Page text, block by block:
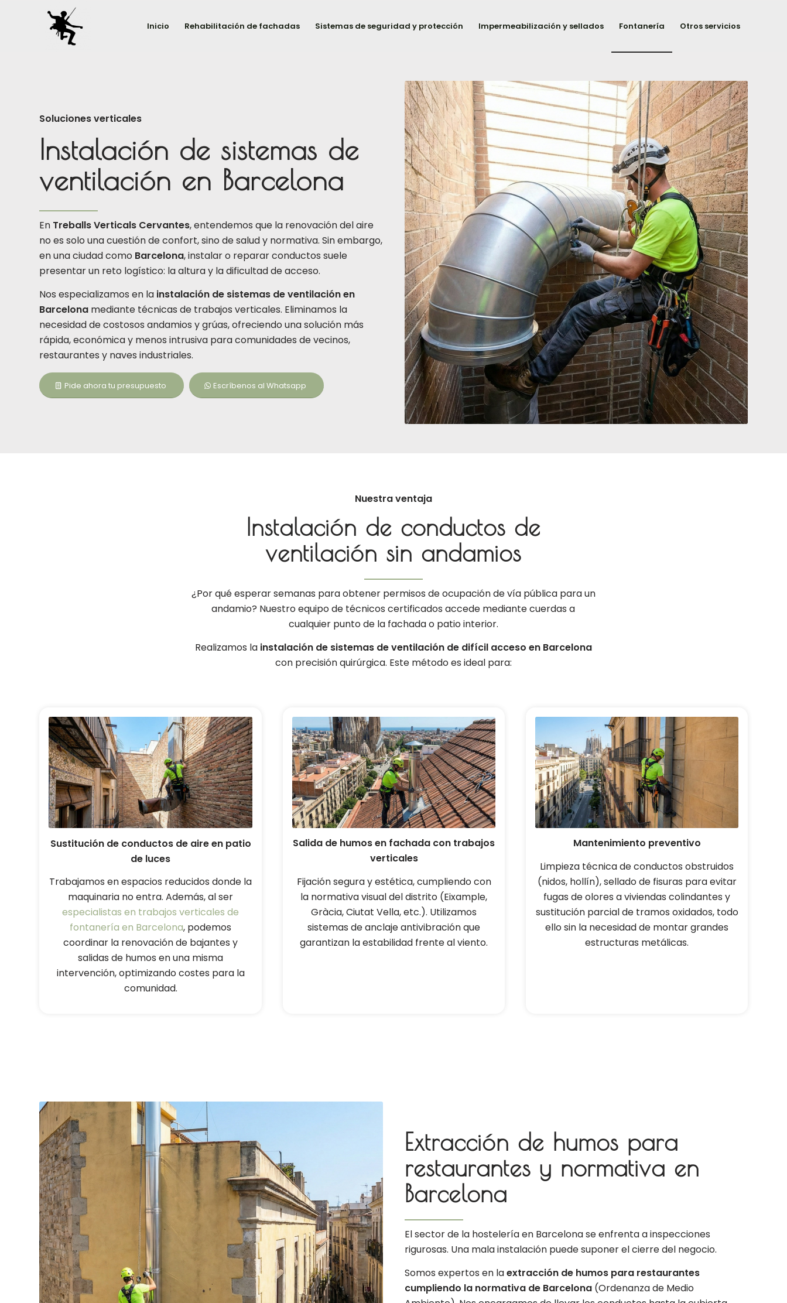
Inicio Rehabilitación de fachadas Sistemas de seguridad y protección Impermeabilización y sellados Fontanería Otros servicios
Soluciones verticales
Instalación de sistemas de
ventilación en Barcelona
En Treballs Verticals Cervantes, entendemos que la renovación del aire
no es solo una cuestión de confort, sino de salud y normativa. Sin embargo,
en una ciudad como Barcelona, instalar o reparar conductos suele
presentar un reto logístico: la altura y la dificultad de acceso.
Nos especializamos en la instalación de sistemas de ventilación en
Barcelona mediante técnicas de trabajos verticales. Eliminamos la
necesidad de costosos andamios y grúas, ofreciendo una solución más
rápida, económica y menos intrusiva para comunidades de vecinos,
restaurantes y naves industriales.
Pide ahora tu presupuesto Escríbenos al Whatsapp
Nuestra ventaja
Instalación de conductos de
ventilación sin andamios
¿Por qué esperar semanas para obtener permisos de ocupación de vía pública para un
andamio? Nuestro equipo de técnicos certificados accede mediante cuerdas a
cualquier punto de la fachada o patio interior.
Realizamos la instalación de sistemas de ventilación de difícil acceso en Barcelona
con precisión quirúrgica. Este método es ideal para:
Sustitución de conductos de aire en patio
de luces
Trabajamos en espacios reducidos donde la
maquinaria no entra. Además, al ser
especialistas en trabajos verticales de
fontanería en Barcelona, podemos
coordinar la renovación de bajantes y
salidas de humos en una misma
intervención, optimizando costes para la
comunidad.
Salida de humos en fachada con trabajos
verticales
Fijación segura y estética, cumpliendo con
la normativa visual del distrito (Eixample,
Gràcia, Ciutat Vella, etc.). Utilizamos
sistemas de anclaje antivibración que
garantizan la estabilidad frente al viento.
Mantenimiento preventivo
Limpieza técnica de conductos obstruidos
(nidos, hollín), sellado de fisuras para evitar
fugas de olores a viviendas colindantes y
sustitución parcial de tramos oxidados, todo
ello sin la necesidad de montar grandes
estructuras metálicas.
Extracción de humos para
restaurantes y normativa en
Barcelona
El sector de la hostelería en Barcelona se enfrenta a inspecciones
rigurosas. Una mala instalación puede suponer el cierre del negocio.
Somos expertos en laextracción de humos para restaurantes
cumpliendo la normativa de Barcelona (Ordenanza de Medio